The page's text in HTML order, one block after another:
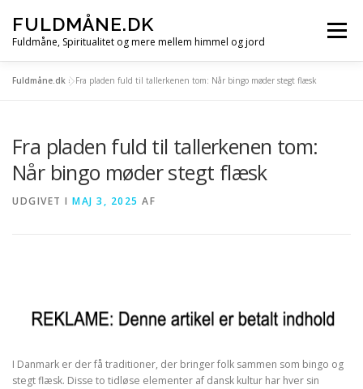
indhold
FULDMÅNE.DK
Fuldmåne, Spiritualitet og mere mellem himmel og jord
Menu
MÅNE, SOL OG STJERNER ALLE ARTIKLER
Fuldmåne.dk »Fra pladen fuld til tallerkenen tom: Når bingo møder stegt flæsk
Fra pladen fuld til tallerkenen tom:
Når bingo møder stegt flæsk
UDGIVET I MAJ 3, 2025 AF
I Danmark er der få traditioner, der bringer folk sammen som bingo og
stegt flæsk. Disse to tidløse elementer af dansk kultur har hver sin